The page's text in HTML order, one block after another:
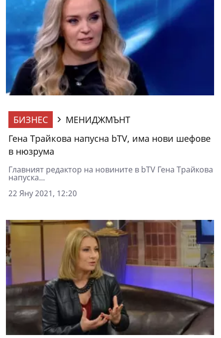
БИЗНЕС
МЕНИДЖМЪНТ
Гена Трайкова напусна bTV, има нови шефове
в нюзрума
Главният редактор на новините в bTV Гена Трайкова
напуска...
22 Яну 2021, 12:20